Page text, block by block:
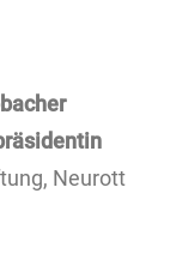
Neurott